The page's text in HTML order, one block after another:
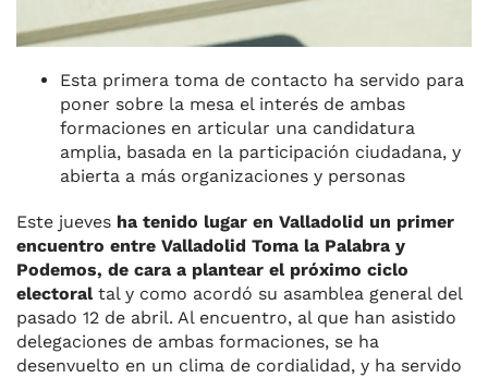
Esta primera toma de contacto ha servido para
poner sobre la mesa el interés de ambas
formaciones en articular una candidatura
amplia, basada en la participación ciudadana, y
abierta a más organizaciones y personas
Este jueves ha tenido lugar en Valladolid un primer
encuentro entre Valladolid Toma la Palabra y
Podemos, de cara a plantear el próximo ciclo
electoraltal y como acordó su asamblea general del
pasado 12 de abril. Al encuentro, al que han asistido
delegaciones de ambas formaciones, se ha
desenvuelto en un clima de cordialidad, y ha servido